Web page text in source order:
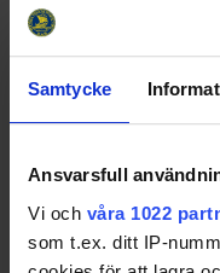
Samtycke
Ansvarsfull
Vi och våra 1022
som t.ex. ditt IP-